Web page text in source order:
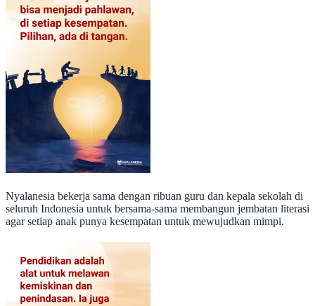
Nyalanesia bekerja sama dengan ribuan guru dan kepala sekolah di
seluruh Indonesia untuk bersama-sama membangun jembatan literasi
agar setiap anak punya kesempatan untuk mewujudkan mimpi.